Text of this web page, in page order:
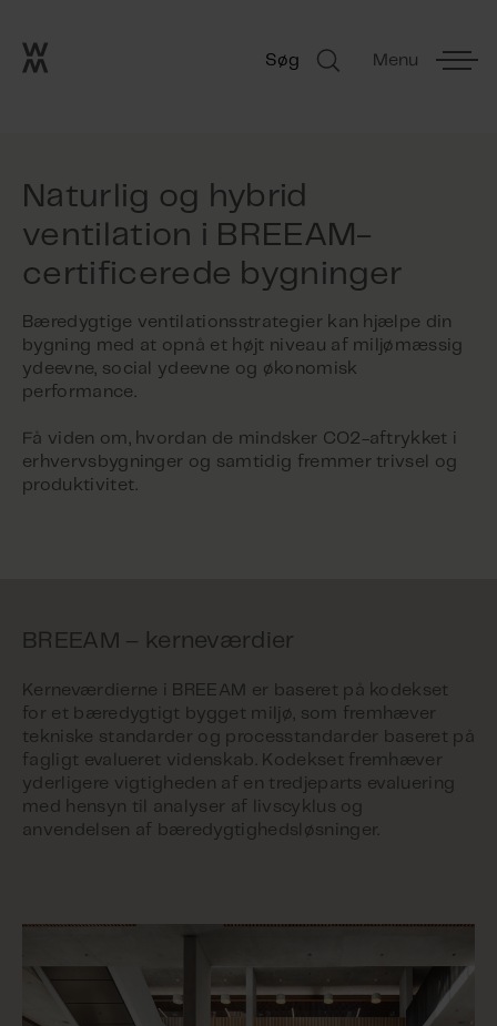
Søg Menu
Naturlig og hybrid
ventilation i BREEAM-
certificerede bygninger
Bæredygtige ventilationsstrategier kan hjælpe din
bygning med at opnå et højt niveau af miljømæssig
ydeevne, social ydeevne og økonomisk
performance.
Få viden om, hvordan de mindsker CO2-aftrykket i
erhvervsbygninger og samtidig fremmer trivsel og
produktivitet.
BREEAM – kerneværdier
Kerneværdierne i BREEAM er baseret på kodekset
for et bæredygtigt bygget miljø, som fremhæver
tekniske standarder og processtandarder baseret på
fagligt evalueret videnskab. Kodekset fremhæver
yderligere vigtigheden af en tredjeparts evaluering
med hensyn til analyser af livscyklus og
anvendelsen af bæredygtighedsløsninger.